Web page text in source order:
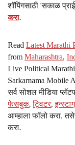
शॉपिंगसाठी 'सकाळ
करा.
Read Latest Marathi
from Maharashtra,
Live Political
Sarkarnama Mobile
सर्व सोशल मीडिया
फेसबुक,ट्विटर,
आम्हाला फॉलो करा.
करा.